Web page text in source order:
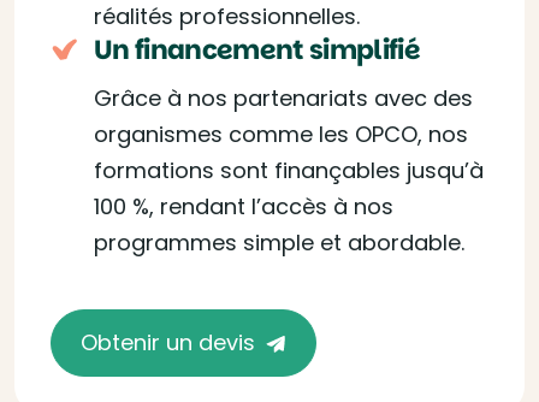
réalités professionnelles.
Un financement simplifié
Grâce à nos partenariats avec des
organismes comme les OPCO, nos
formations sont finançables jusqu’à
100 %, rendant l’accès à nos
programmes simple et abordable.
Obtenir un devis